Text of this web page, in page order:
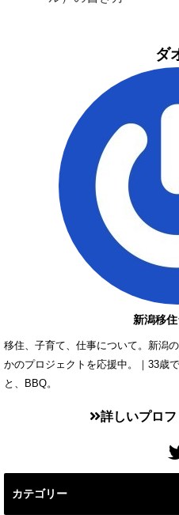
ダ
新潟移
移住、子育て、仕事について。新潟
かのプロジェクトを応援中。｜33歳
と、BBQ。
詳しいプロ
カテゴリー